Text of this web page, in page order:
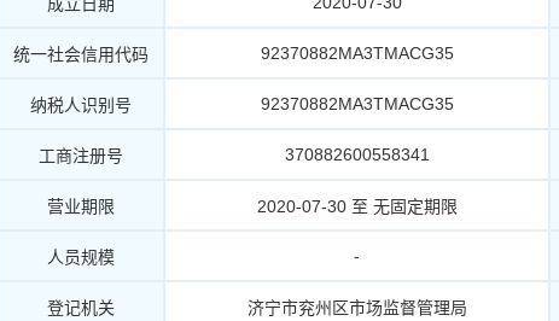
统一社会信用代码 92370882MA3TMACG35
纳税人识别号 92370882MA3TMACG35
工商注册号 370882600558341
营业期限 2020-07-30 至 无固定期限
人员规模 -
登记机关 济宁市兖州区市场监督管理局